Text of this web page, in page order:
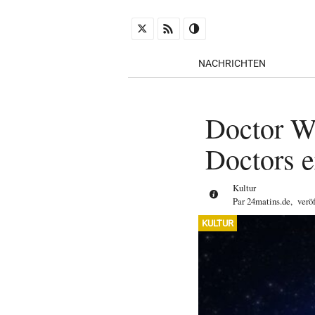
NACHRICHTEN
Doctor
Doctors
Kultur
Par24matins.de,
KULTUR